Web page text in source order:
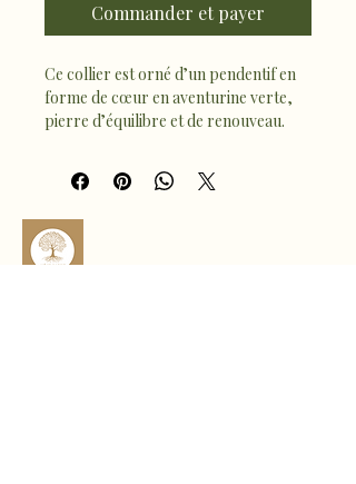
Commander et payer
Ce collier est orné d’un pendentif en
forme de cœur en aventurine verte,
pierre d’équilibre et de renouveau.
sérénité et l’harmonie émotionnelle.
À porter au quotidien, ce bijou
élégant et symbolique diffuse une
énergie douce et positive, pour
accompagner vos journées avec bien-